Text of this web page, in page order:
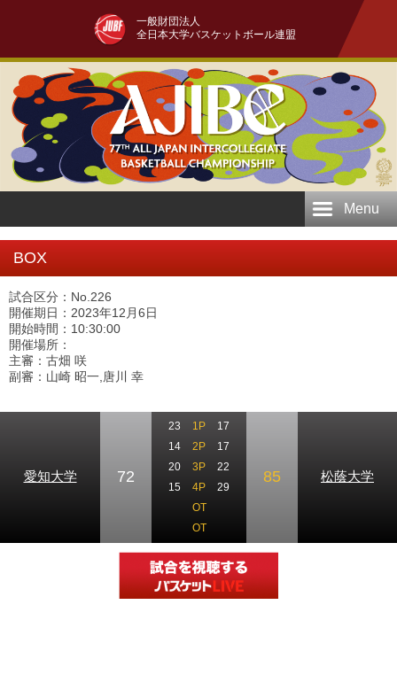
一般財団法人
全日本大学バスケットボール連盟
Menu
BOX
試合区分：No.226
開催期日：2023年12月6日
開始時間：10:30:00
開催場所：
主審：古畑 咲
副審：山崎 昭一,唐川 幸
愛知大学 72
23 1P
17
14
2P
17
20
3P
22
15
4P
29
OT
OT
85 松蔭大学